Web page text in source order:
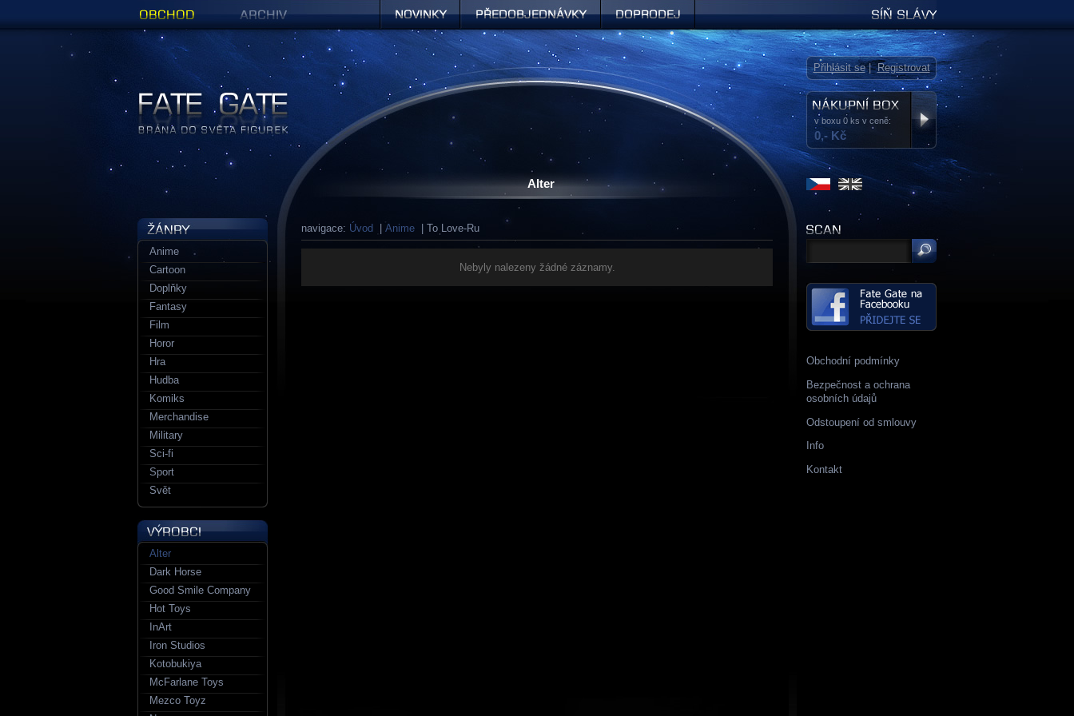
Alter
navigace: Úvod Anime | To Love-Ru
Nebyly nalezeny žádné záznamy.
Obchodní podmínky
Bezpečnost a ochrana
osobních údajů
Odstoupení od smlouvy
Info
Kontakt
Anime
Cartoon
Doplňky
Fantasy
Film
Horor
Hra
Hudba
Komiks
Merchandise
Military
Sci-fi
Sport
Svět
Alter
Dark Horse
Good Smile Company
Hot Toys
InArt
Iron Studios
Kotobukiya
McFarlane Toys
Mezco Toyz
Figurky a sošky | Fate Gate
v boxu 0 ks v ceně:
0,- Kč
Přihlásit se|Registrovat
Předobjednávky Síň slávy